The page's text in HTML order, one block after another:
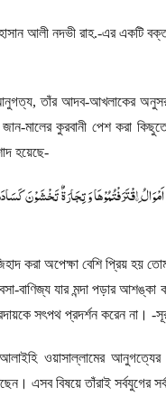
আলী নদভী রাহ.-এর একটি
,তাঁর আদব-আখলাকের
মালের কুরবানী পেশ করা
হয়েছে-
ِ۟اقْتَرَفْتُمُوْهَا وَ تِجَارَةٌ تَخْشَوْنَ
করা অপেক্ষা বেশি প্রিয় হয়
বাণিজ্য যার মন্দা পড়ার আশঙ্কা
সৎপথ প্রদর্শন করেন না। -
আলাইহি ওয়াসাল্লামের
এসব বিষয়ে তাঁরাই সর্বযুগের